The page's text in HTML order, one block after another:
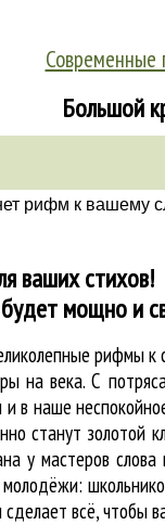
Современные
Большой
рифм к вашему
ваших стихов!
мощно и
рифмы к
на века. С
наше
станут
у мастеров
всё,